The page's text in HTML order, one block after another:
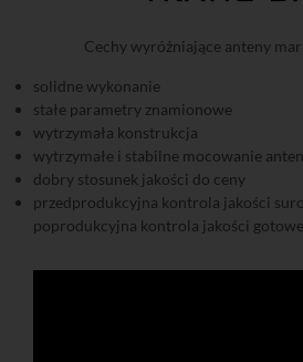
Cechy wyróżniające anteny
solidne wykonanie
stałe parametry znamionowe
wytrzymała konstrukcja
wytrzymałe i stabilne mocowanie anten
dobry stosunek jakości do ceny
przedprodukcyjna kontrola jakości
poprodukcyjna kontrola jakości